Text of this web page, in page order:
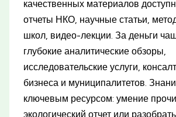
качественных материалов
отчеты НКО, научные статьи,
школ, видео-лекции. За деньги
глубокие аналитические обзоры,
исследовательские услуги,
бизнеса и муниципалитетов.
ключевым ресурсом: умение
экологический отчет или